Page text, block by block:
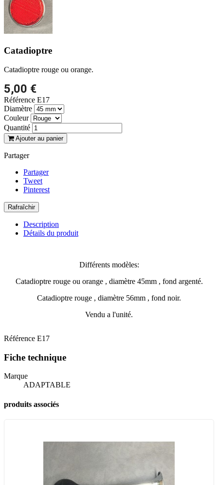
Catadioptre
Catadioptre rouge ou orange.
5,00 €
Référence E17
Diamètre
Couleur
Quantité
Ajouter au panier
Partager
Partager
Tweet
Pinterest
Description
Détails du produit
Différents modèles:
Catadioptre rouge ou orange , diamètre 45mm , fond argenté.
Catadioptre rouge , diamètre 56mm , fond noir.
Vendu a l'unité.
Référence E17
Fiche technique
Marque
ADAPTABLE
produits associés